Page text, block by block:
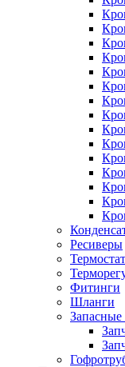
Ресиверы
Фитинги
Шланги
Запасные